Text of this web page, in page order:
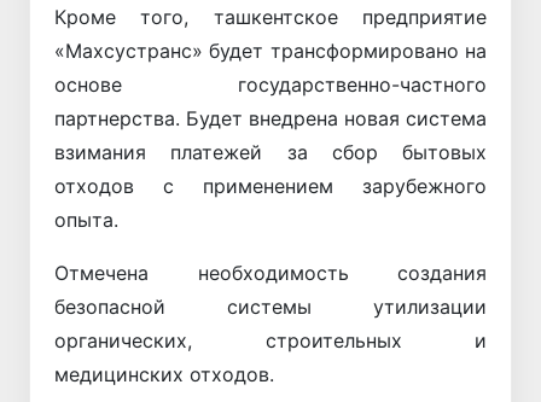
Кроме того, ташкентское предприятие
«Махсустранс» будет трансформировано на
основе государственно-частного
партнерства. Будет внедрена новая система
взимания платежей за сбор бытовых
отходов с применением зарубежного
опыта.
Отмечена необходимость создания
безопасной системы утилизации
органических, строительных и
медицинских отходов.